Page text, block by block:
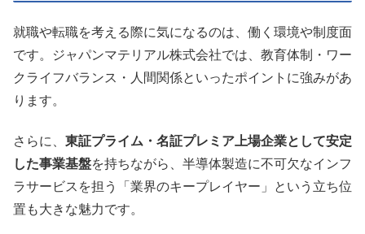
就職や転職を考える際に気になるのは、働く環境や制度面
です。ジャパンマテリアル株式会社では、教育体制・ワー
クライフバランス・人間関係といったポイントに強みがあ
ります。
さらに、 東証プライム・名証プレミア上場企業として安定
した事業基盤を持ちながら、半導体製造に不可欠なインフ
ラサービスを担う「業界のキープレイヤー」という立ち位
置も大きな魅力です。